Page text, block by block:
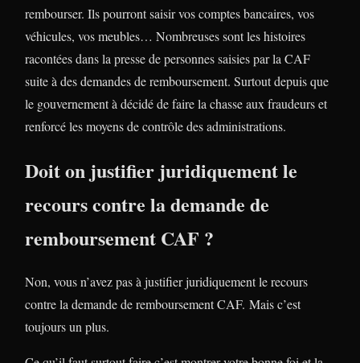
rembourser. Ils pourront saisir vos comptes bancaires, vos
véhicules, vos meubles… Nombreuses sont les histoires
racontées dans la presse de personnes saisies par la CAF
suite à des demandes de remboursement. Surtout depuis que
le gouvernement à décidé de faire la chasse aux fraudeurs et
renforcé les moyens de contrôle des administrations.
Doit on justifier juridiquement le
recours contre la demande de
remboursement CAF ?
Non, vous n’avez pas à justifier juridiquement le recours
contre la demande de remboursement CAF. Mais c’est
toujours un plus.